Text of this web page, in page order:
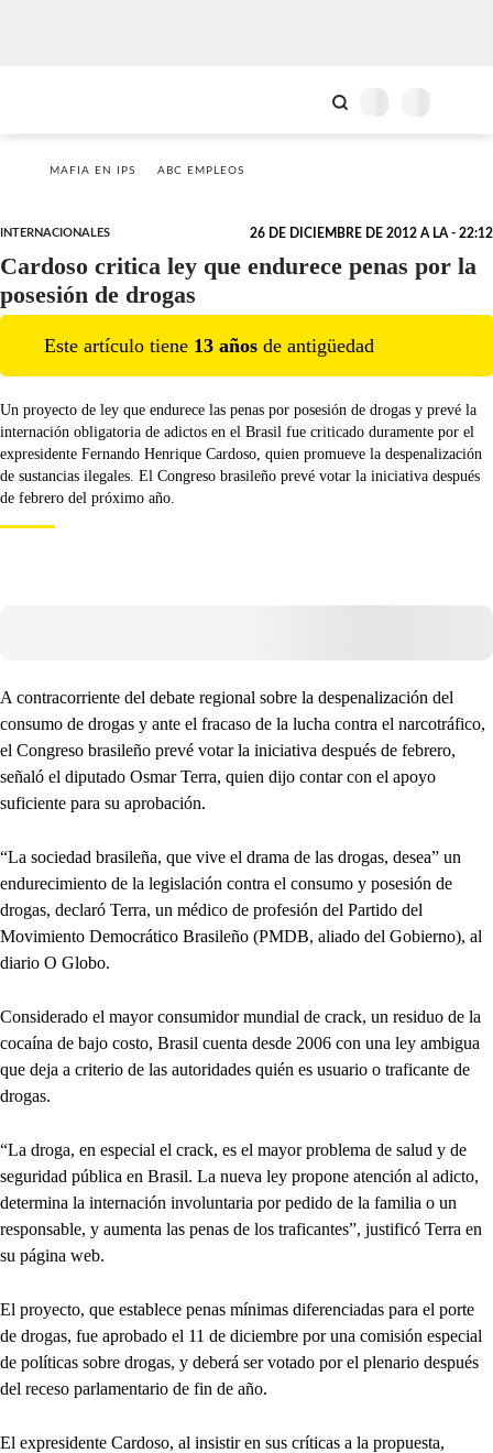
MAFIA EN IPS ABC EMPLEOS
INTERNACIONALES 26 DE DICIEMBRE DE 2012 A LA - 22:12
Cardoso critica ley que endurece penas por la
posesión de drogas
Este artículo tiene 13 años de antigüedad
Un proyecto de ley que endurece las penas por posesión de drogas y prevé la
internación obligatoria de adictos en el Brasil fue criticado duramente por el
expresidente Fernando Henrique Cardoso, quien promueve la despenalización
de sustancias ilegales. El Congreso brasileño prevé votar la iniciativa después
de febrero del próximo año.
A contracorriente del debate regional sobre la despenalización del
consumo de drogas y ante el fracaso de la lucha contra el narcotráfico,
el Congreso brasileño prevé votar la iniciativa después de febrero,
señaló el diputado Osmar Terra, quien dijo contar con el apoyo
suficiente para su aprobación.
“La sociedad brasileña, que vive el drama de las drogas, desea” un
endurecimiento de la legislación contra el consumo y posesión de
drogas, declaró Terra, un médico de profesión del Partido del
Movimiento Democrático Brasileño (PMDB, aliado del Gobierno), al
diario O Globo.
Considerado el mayor consumidor mundial de crack, un residuo de la
cocaína de bajo costo, Brasil cuenta desde 2006 con una ley ambigua
que deja a criterio de las autoridades quién es usuario o traficante de
drogas.
“La droga, en especial el crack, es el mayor problema de salud y de
seguridad pública en Brasil. La nueva ley propone atención al adicto,
determina la internación involuntaria por pedido de la familia o un
responsable, y aumenta las penas de los traficantes”, justificó Terra en
su página web.
El proyecto, que establece penas mínimas diferenciadas para el porte
de drogas, fue aprobado el 11 de diciembre por una comisión especial
de políticas sobre drogas, y deberá ser votado por el plenario después
del receso parlamentario de fin de año.
El expresidente Cardoso, al insistir en sus críticas a la propuesta,